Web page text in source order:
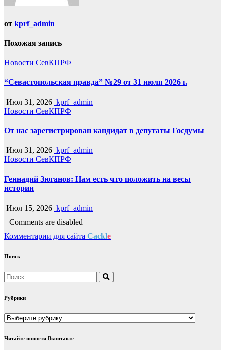
от kprf_admin
Похожая запись
Новости СевКПРФ
“Севастопольская правда” №29 от 31 июля 2026 г.
Июл 31, 2026 kprf_admin
Новости СевКПРФ
От нас зарегистрирован кандидат в депутаты Госдумы
Июл 31, 2026 kprf_admin
Новости СевКПРФ
Геннадий Зюганов: Нам есть что положить на весы
истории
Июл 15, 2026 kprf_admin
Comments are disabled
Комментарии для сайта Cackle
Поиск
Рубрики
Рубрики
Читайте новости Вконтакте